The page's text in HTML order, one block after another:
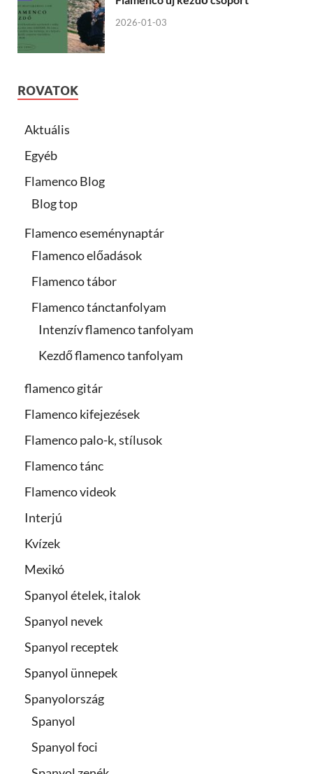
2026-01-03
ROVATOK
Aktuális
Egyéb
Flamenco Blog
Blog top
Flamenco eseménynaptár
Flamenco előadások
Flamenco tábor
Flamenco tánctanfolyam
Intenzív flamenco tanfolyam
Kezdő flamenco tanfolyam
flamenco gitár
Flamenco kifejezések
Flamenco palo-k, stílusok
Flamenco tánc
Flamenco videok
Interjú
Kvízek
Mexikó
Spanyol ételek, italok
Spanyol nevek
Spanyol receptek
Spanyol ünnepek
Spanyolország
Spanyol
Spanyol foci